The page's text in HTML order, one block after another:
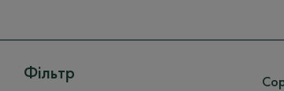
Фільтр